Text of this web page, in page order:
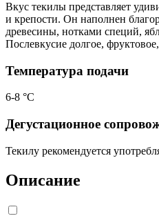
Вкус текилы представляет
и крепости. Он наполнен
древесины, нотками специй,
Послевкусие долгое,
Температура подачи
6-8 °С
Дегустационное
Текилу рекомендуется
Описание